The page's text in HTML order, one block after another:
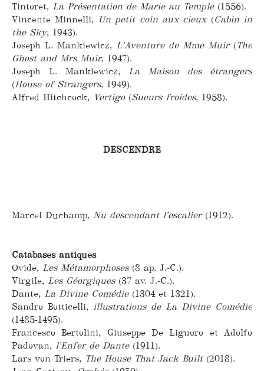
Tintoret, La Présentation de Marie au Temple(1556).
Vincente Minnelli, Un petit coin aux cieux(Cabin in
the Sky, 1943).
Joseph L. Mankiewicz, L’Aventure de Mme Muir(The
Ghost and Mrs Muir, 1947).
Joseph L. Mankiewicz, La Maison des étrangers
(House of Strangers, 1949).
Alfred Hitchcock, Vertigo(Sueurs froides, 1958).
DESCENDRE
Marcel Duchamp, Nu descendant l’escalier(1912).
Catabases antiques
Ovide, Les Métamorphoses(8 ap. J.-C.).
Virgile, Les Géorgiques(37 av. J.-C.).
Dante, La Divine Comédie(1304 et 1321).
Sandro Botticelli, illustrations de La Divine Comédie
(1485-1495).
Francesco Bertolini, Giuseppe De Liguoro et Adolfo
Padovan, l’Enfer de Dante(1911).
Lars von Triers, The House That Jack Built (2018).